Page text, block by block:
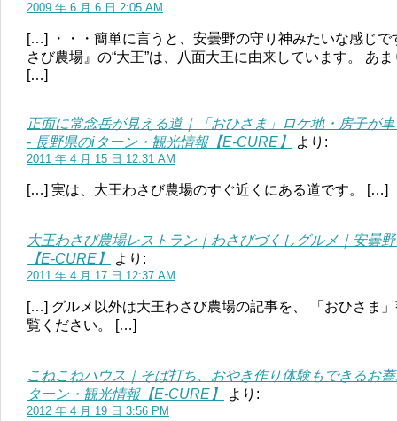
2009 年 6 月 6 日 2:05 AM
[…] ・・・簡単に言うと、安曇野の守り神みたいな感じ
さび農場』の“大王”は、八面大王に由来しています。 あ
[…]
正面に常念岳が見える道｜「おひさま」ロケ地・房子が
- 長野県のiターン・観光情報【E-CURE】
より:
2011 年 4 月 15 日 12:31 AM
[…] 実は、大王わさび農場のすぐ近くにある道です。 […]
大王わさび農場レストラン｜わさびづくしグルメ｜安曇
【E-CURE】
より:
2011 年 4 月 17 日 12:37 AM
[…] グルメ以外は大王わさび農場の記事を、 「おひさま
覧ください。 […]
こねこねハウス｜そば打ち、おやき作り体験もできるお
ターン・観光情報【E-CURE】
より:
2012 年 4 月 19 日 3:56 PM